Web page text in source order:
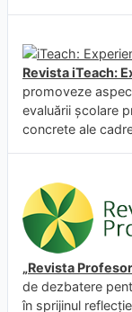
Revista iTeach:
promoveze
evaluării şcolare
concrete ale
„Revista
de dezbatere
în sprijinul